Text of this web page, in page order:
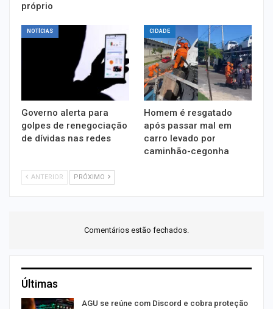
próprio
NOTÍCIAS
Governo alerta para
golpes de renegociação
de dívidas nas redes
CIDADE
Homem é resgatado
após passar mal em
carro levado por
caminhão-cegonha
ANTERIOR PRÓXIMO
Comentários estão fechados.
Últimas
AGU se reúne com Discord e cobra proteção